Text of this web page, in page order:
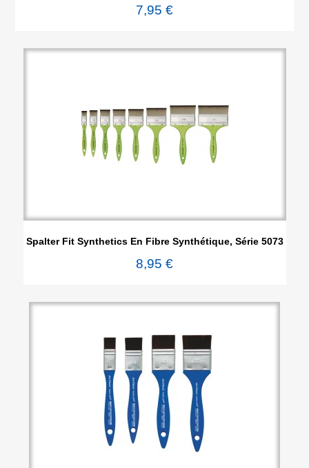
7,95 €
Spalter Fit Synthetics En Fibre Synthétique, Série 5073
8,95 €